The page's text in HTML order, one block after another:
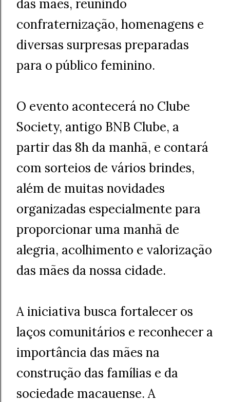
das mães, reunindo
confraternização, homenagens e
diversas surpresas preparadas
para o público feminino.
O evento acontecerá no Clube
Society, antigo BNB Clube, a
partir das 8h da manhã, e contará
com sorteios de vários brindes,
além de muitas novidades
organizadas especialmente para
proporcionar uma manhã de
alegria, acolhimento e valorização
das mães da nossa cidade.
A iniciativa busca fortalecer os
laços comunitários e reconhecer a
importância das mães na
construção das famílias e da
sociedade macauense. A